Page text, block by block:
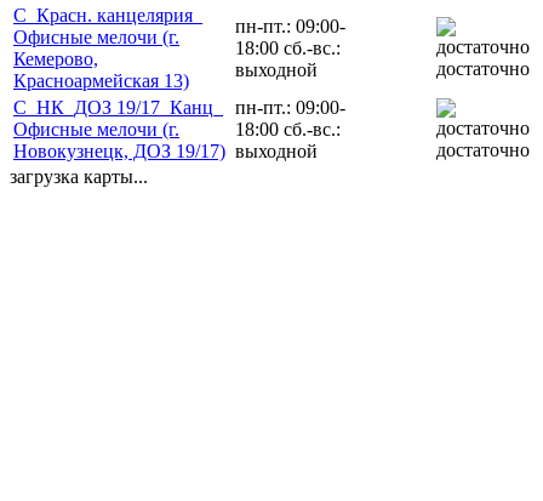
С_Красн. канцелярия_
Офисные мелочи (г.
Кемерово,
Красноармейская 13)
пн-пт.: 09:00-
18:00 сб.-вс.:
выходной
достаточно
С_НК_ДОЗ 19/17_Канц_
Офисные мелочи (г.
Новокузнецк, ДОЗ 19/17)
пн-пт.: 09:00-
18:00 сб.-вс.:
выходной
достаточно
загрузка карты...